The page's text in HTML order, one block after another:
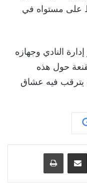
على مستواه في
النادي وجهازه
حول هذه
يترقب فيه عشاق
واتساب